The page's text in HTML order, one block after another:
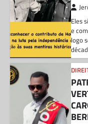
Eles
e
logo